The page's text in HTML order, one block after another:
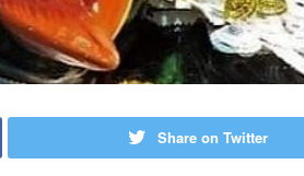
Share on Twitter